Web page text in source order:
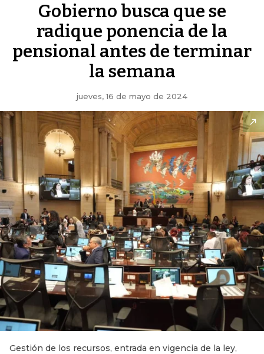
Gobierno busca que se
radique ponencia de la
pensional antes de terminar
la semana
jueves, 16 de mayo de 2024
Gestión de los recursos, entrada en vigencia de la ley,